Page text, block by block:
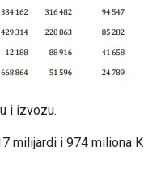
i izvozu.
milijardi i 974 miliona